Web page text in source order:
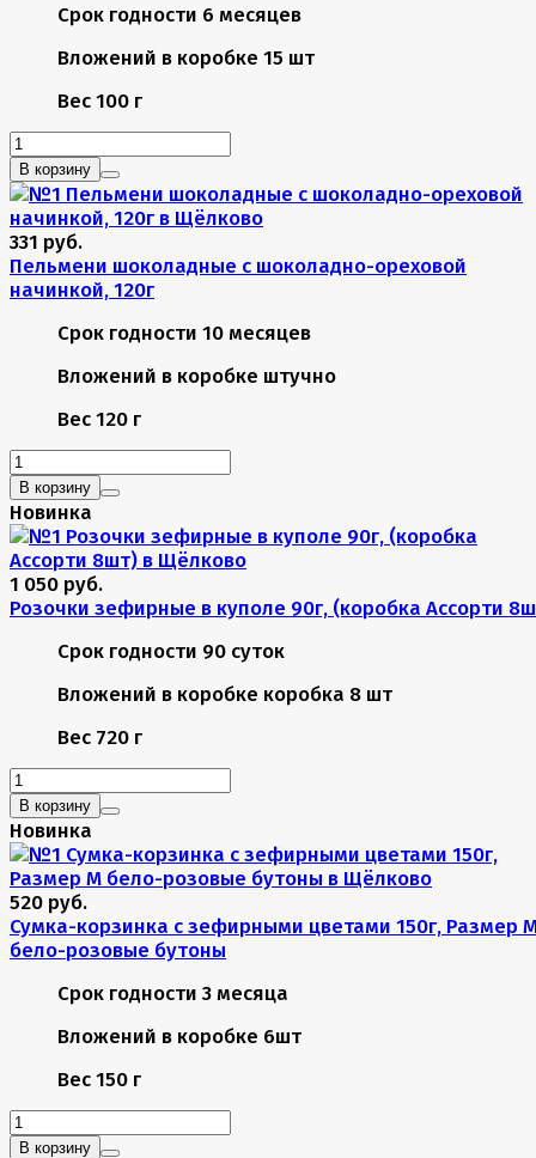
Срок годности 6 месяцев
Вложений в коробке 15 шт
Вес 100 г
В корзину
331 руб.
Пельмени шоколадные с шоколадно-ореховой
начинкой, 120г
Срок годности 10 месяцев
Вложений в коробке штучно
Вес 120 г
В корзину
Новинка
1 050 руб.
Розочки зефирные в куполе 90г, (коробка Ассорти
Срок годности 90 суток
Вложений в коробке коробка 8 шт
Вес 720 г
В корзину
Новинка
520 руб.
Сумка-корзинка с зефирными цветами 150г, Размер
бело-розовые бутоны
Срок годности 3 месяца
Вложений в коробке 6шт
Вес 150 г
В корзину